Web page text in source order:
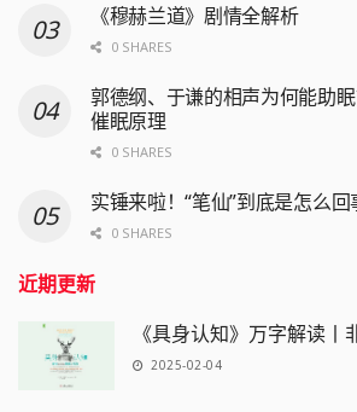
《穆赫兰道》剧情全解析
0 SHARES
郭德纲、于谦的相声为何能助
催眠原理
0 SHARES
实锤来啦！“笔仙”到底是怎么回
0 SHARES
近期更新
《具身认知》万字解读丨
2025-02-04